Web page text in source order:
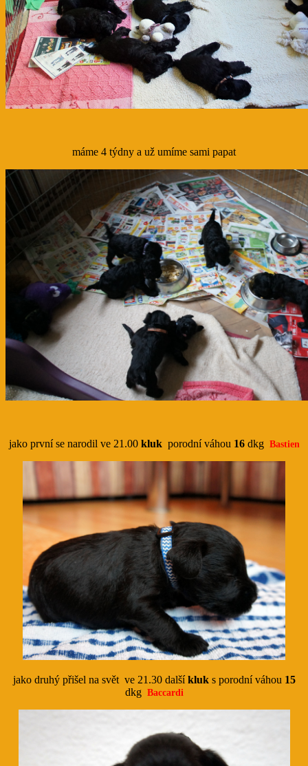
máme 4 týdny a už umíme sami papat
jako první se narodil ve 21.00 klukporodní váhou 16dkg Bastien
jako druhý přišel na svět ve 21.30 dalšíkluks porodní váhou 15
dkg Baccardi